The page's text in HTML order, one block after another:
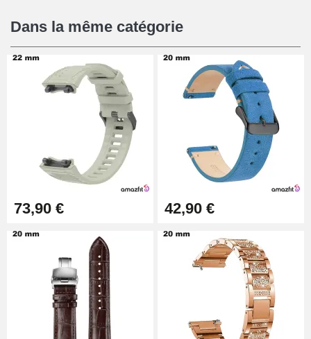
19,08 €
Chasse-Goupille Montre
4,90 €
Outil Changement Bracelet
Montre Professionnel
49,92 €
Outil Bracelet Montre pas cher
Kit pour Raccourcir Bracelet
Montre
7,90 €
Dans la même catégorie
73,90 € 42,90 €